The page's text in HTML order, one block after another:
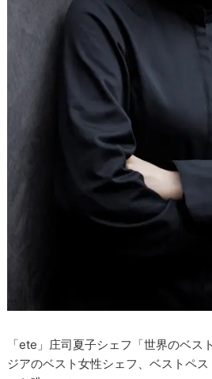
「ete」庄司夏子シェフ「世界のベス
ジアのベスト女性シェフ、ベストペ